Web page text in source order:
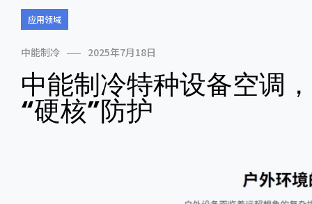
应用领域
中能制冷 2025年7月18日
中能制冷特种设备空调
“硬核”防护